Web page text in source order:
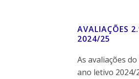
AVALIAÇÕES
2024/25
As avaliações
ano letivo 2024/